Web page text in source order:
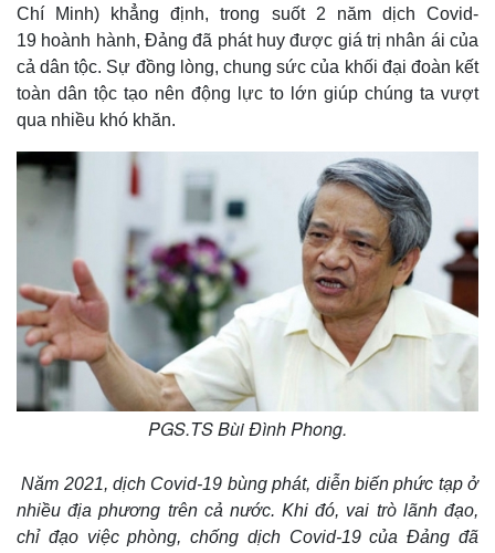
Chí Minh) khẳng định, trong suốt 2 năm dịch Covid-
19 hoành hành, Đảng đã phát huy được giá trị nhân ái của
cả dân tộc. Sự đồng lòng, chung sức của khối đại đoàn kết
toàn dân tộc tạo nên động lực to lớn giúp chúng ta vượt
qua nhiều khó khăn.
PGS.TS Bùi Đình Phong.
Năm 2021, dịch Covid-19 bùng phát, diễn biến phức tạp ở
nhiều địa phương trên cả nước. Khi đó, vai trò lãnh đạo,
chỉ đạo việc phòng, chống dịch Covid-19 của Đảng đã